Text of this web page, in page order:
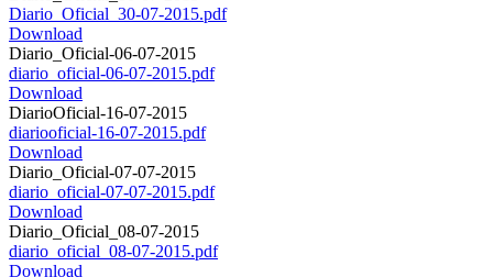
Diario_Oficial_30-07-2015.pdf
Download
Diario_Oficial-06-07-2015
diario_oficial-06-07-2015.pdf
Download
DiarioOficial-16-07-2015
diariooficial-16-07-2015.pdf
Download
Diario_Oficial-07-07-2015
diario_oficial-07-07-2015.pdf
Download
Diario_Oficial_08-07-2015
diario_oficial_08-07-2015.pdf
Download